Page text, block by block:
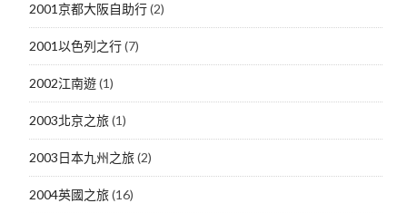
2001京都大阪自助行(2)
2001以色列之行(7)
2002江南遊(1)
2003北京之旅(1)
2003日本九州之旅(2)
2004英國之旅(16)